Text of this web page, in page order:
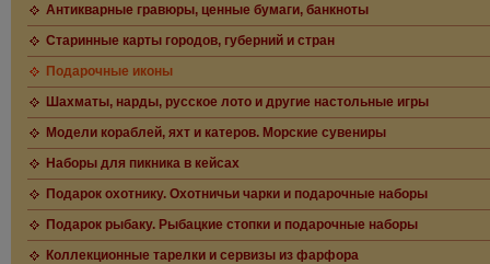
Антикварные гравюры, ценные бумаги, банкноты
Старинные карты городов, губерний и стран
Подарочные иконы
Шахматы, нарды, русское лото и другие настольные игры
Модели кораблей, яхт и катеров. Морские сувениры
Наборы для пикника в кейсах
Подарок охотнику. Охотничьи чарки и подарочные наборы
Подарок рыбаку. Рыбацкие стопки и подарочные наборы
Коллекционные тарелки и сервизы из фарфора